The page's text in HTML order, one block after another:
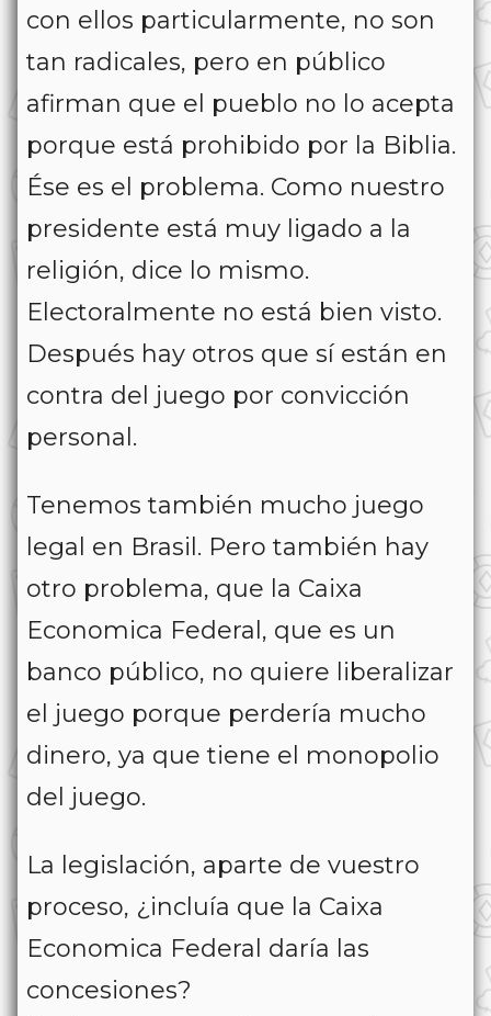
con ellos particularmente, no son
tan radicales, pero en público
afirman que el pueblo no lo acepta
porque está prohibido por la Biblia.
Ése es el problema. Como nuestro
presidente está muy ligado a la
religión, dice lo mismo.
Electoralmente no está bien visto.
Después hay otros que sí están en
contra del juego por convicción
personal.
Tenemos también mucho juego
legal en Brasil. Pero también hay
otro problema, que la Caixa
Economica Federal, que es un
banco público, no quiere liberalizar
el juego porque perdería mucho
dinero, ya que tiene el monopolio
del juego.
La legislación, aparte de vuestro
proceso, ¿incluía que la Caixa
Economica Federal daría las
concesiones?